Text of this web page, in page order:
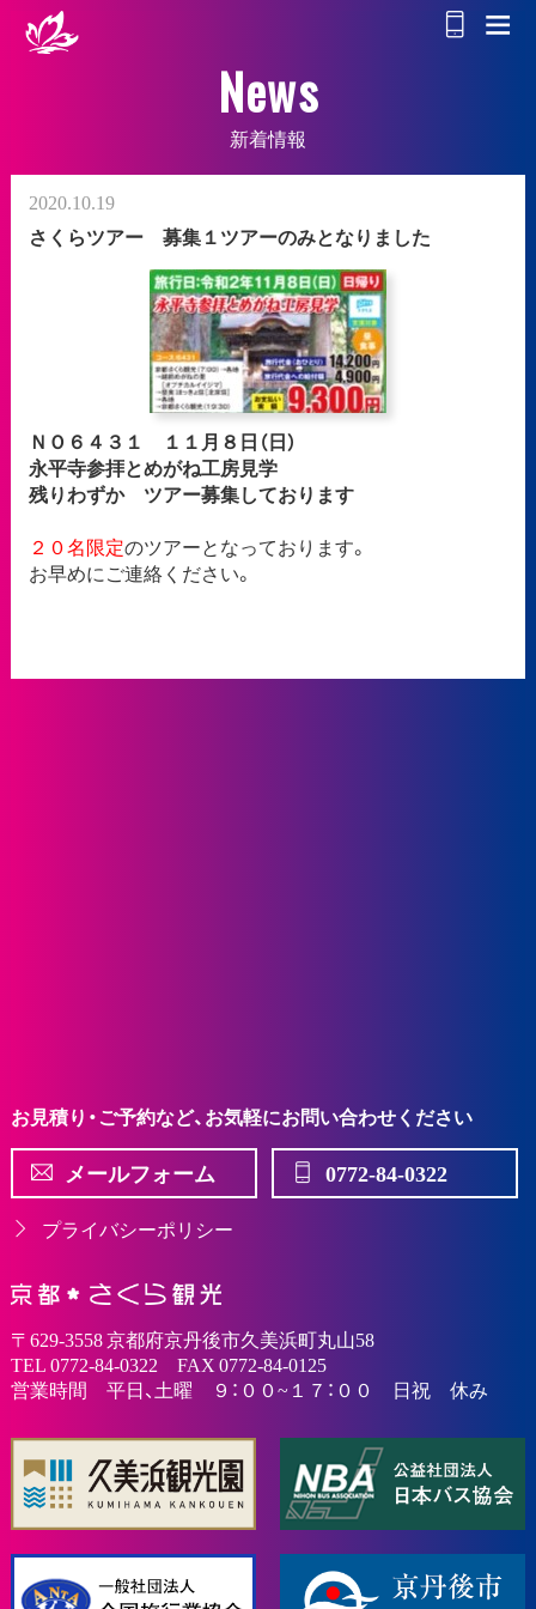
News
新着情報
2020.10.19
さくらツアー 募集１ツアーのみとなりました
ＮＯ６４３１ １１月８日（日）
永平寺参拝とめがね工房見学
残りわずか ツアー募集しております
２０名限定のツアーとなっております。
お早めにご連絡ください。
〒629-3558 京都府京丹後市久美浜町丸山58
TEL 0772-84-0322 FAX 0772-84-0125
営業時間 平日、土曜 ９：００~１７：００ 日祝 休み
お見積り・ご予約など、お気軽にお問い合わせください
メールフォーム 0772-84-0322
プライバシーポリシー